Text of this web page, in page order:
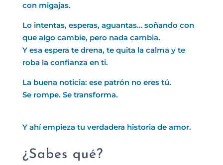
con migajas.
Lo intentas, esperas, aguantas… soñando con
que algo cambie, pero nada cambia.
Y esa espera te drena, te quita la calma y te
roba la confianza en ti.
La buena noticia: ese patrón no eres tú.
Se rompe. Se transforma.
Y ahí empieza tu verdadera historia de amor.
¿Sabes qué?